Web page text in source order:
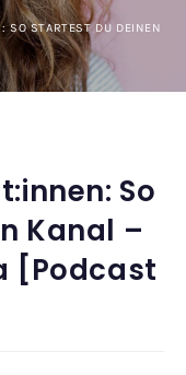
SO STARTEST DU DEINEN
So
Kanal –
[Podcast